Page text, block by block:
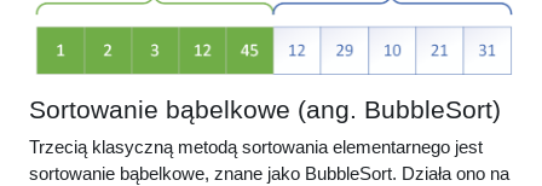
Sortowanie bąbelkowe (ang. BubbleSort)
Trzecią klasyczną metodą sortowania elementarnego jest
sortowanie bąbelkowe, znane jako BubbleSort. Działa ono na